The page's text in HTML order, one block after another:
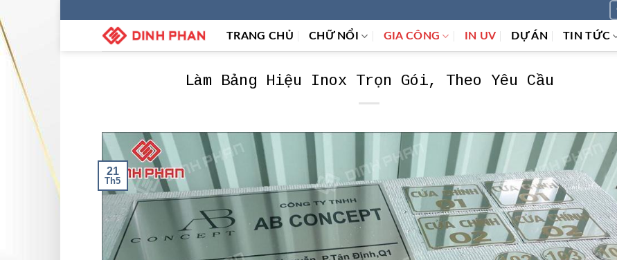
TRANG CHỦ CHỮ NỔI GIA CÔNG IN UV DỰ ÁN TIN TỨC
Làm Bảng Hiệu Inox Trọn Gói, Theo Yêu Cầu
21
Th5